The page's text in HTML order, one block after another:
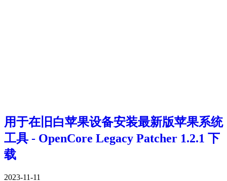
用于在旧白苹果设备安装最新版苹果系统
工具 - OpenCore Legacy Patcher 1.2.1 下
载
2023-11-11